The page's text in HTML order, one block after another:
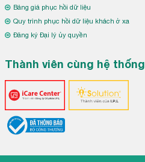
Bảng giá phục hồi dữ liệu
Quy trình phục hồi dữ liệu khách ở xa
Đăng ký Đại lý ủy quyền
Thành viên cùng hệ thống